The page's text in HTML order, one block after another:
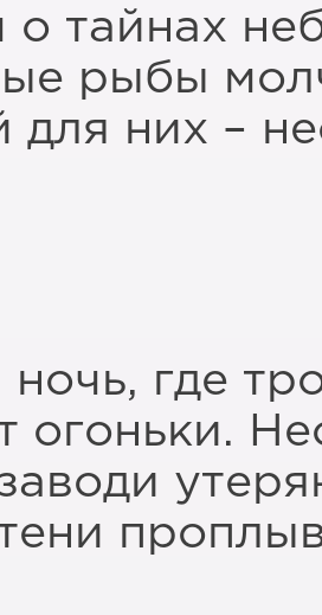
о тайнах
рыбы
для них –
где
огоньки.